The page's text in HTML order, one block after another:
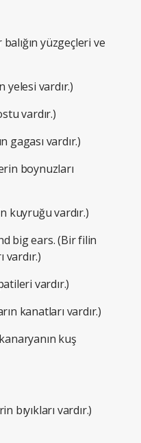
yüzgeçleri ve
yelesi vardır.)
vardır.)
gagası vardır.)
boynuzları
kuyruğu vardır.)
big ears. (Bir filin
vardır.)
kanatları vardır.)
kuş
bıyıkları vardır.)